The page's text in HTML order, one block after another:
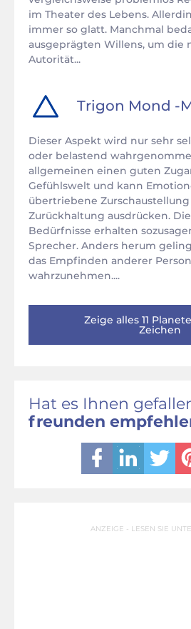
im Theater des Lebens.
immer so glatt. Manchmal
ausgeprägten Willens, um die
Autorität...
Trigon Mond -
Dieser Aspekt wird nur sehr
oder belastend
allgemeinen einen guten
Gefühlswelt und kann
übertriebene
Zurückhaltung ausdrücken.
Bedürfnisse erhalten
Sprecher. Anders herum
das Empfinden anderer
wahrzunehmen....
Zeige alles 11
Zeichen
Hat es Ihnen
freunden
ANZEIGE - LESEN SIE